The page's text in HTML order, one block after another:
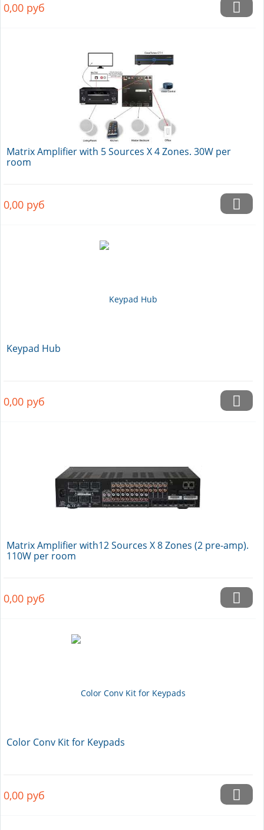
0,00 руб
Matrix Amplifier with 5 Sources X 4 Zones. 30W per
room
0,00 руб
Keypad Hub
0,00 руб
Matrix Amplifier with12 Sources X 8 Zones (2 pre-amp).
110W per room
0,00 руб
Color Conv Kit for Keypads
0,00 руб